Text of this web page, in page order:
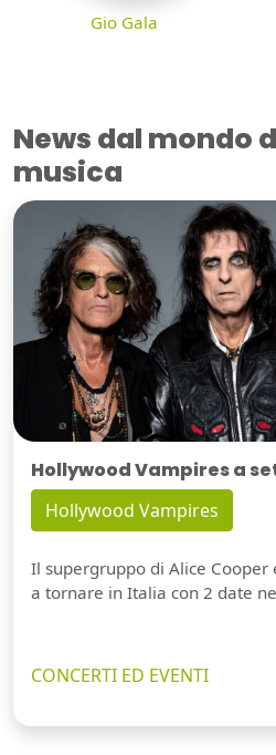
Gio Gala
News dal mondo
musica
Hollywood Vampires a
Hollywood Vampires
Il supergruppo di Alice Cooper
a tornare in Italia con 2 date
CONCERTI ED EVENTI